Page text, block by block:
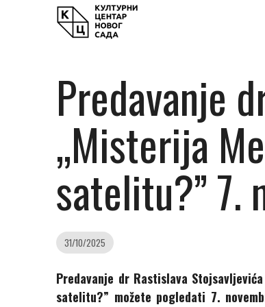
Predavanje
„Misterija
satelitu?” 7.
31/10/2025
Predavanje dr Rastislava
satelitu?” možete pogledati 7.